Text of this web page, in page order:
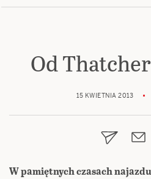
Od
15 KWIETNIA 2013
W pamiętnych czasach